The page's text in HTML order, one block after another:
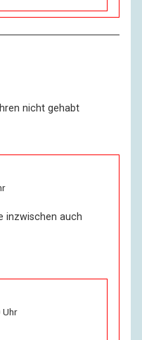
nicht gehabt
inzwischen auch
Uhr